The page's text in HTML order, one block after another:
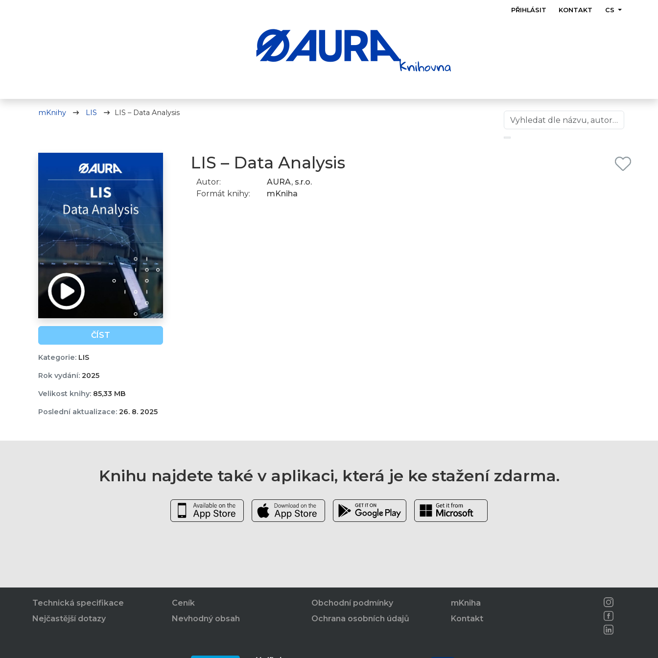
PŘIHLÁSIT KONTAKT CS
mKnihy LIS LIS – Data Analysis
ČÍST
Kategorie:LIS
Rok vydání:2025
Velikost knihy:85,33 MB
Poslední aktualizace:26. 8. 2025
LIS – Data Analysis
Autor:
AURA, s.r.o.
Formát knihy:
mKniha
Knihu najdete také v aplikaci, která je ke stažení zdarma.
Technická specifikace
Nejčastější dotazy
Ceník
Nevhodný obsah
Obchodní podmínky
Ochrana osobních údajů
mKniha
Kontakt